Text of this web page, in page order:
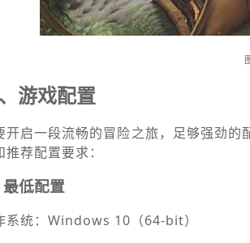
游戏配置
开启一段流畅的冒险之旅，足够强劲
推荐配置要求：
低配置
系统：Windows 10（64-bit）